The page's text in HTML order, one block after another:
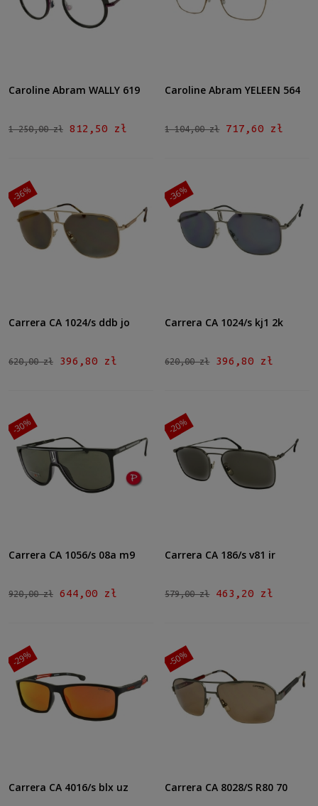
Caroline Abram WALLY 619
1 250,00 zł 812,50 zł
Caroline Abram YELEEN 564
1 104,00 zł 717,60 zł
Carrera CA 1024/s ddb jo
620,00 zł 396,80 zł
-36%
Carrera CA 1024/s kj1 2k
620,00 zł 396,80 zł
-36%
Carrera CA 1056/s 08a m9
920,00 zł 644,00 zł
-30%
Carrera CA 186/s v81 ir
579,00 zł 463,20 zł
-20%
Carrera CA 4016/s blx uz
-29%
Carrera CA 8028/S R80 70
-50%